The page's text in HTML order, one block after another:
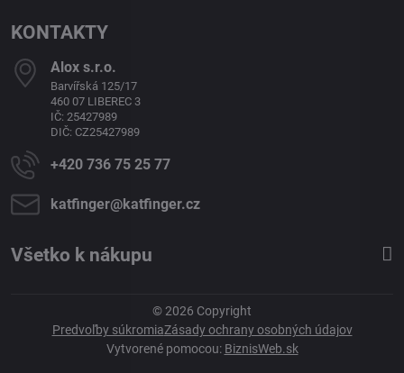
KONTAKTY
Alox s​.r​.o​.
Barvířská 125/17
460 07 LIBEREC 3
IČ: 25427989
DIČ: CZ25427989
+420 736 75 25 77
katfinger​@katfinger​.cz
Všetko k nákupu
©2026 Copyright
Predvoľby súkromiaZásady ochrany osobných údajov
Vytvorené pomocou: BiznisWeb.sk